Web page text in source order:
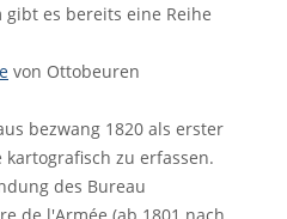
es bereits eine Reihe
von Ottobeuren
bezwang 1820 als erster
zu erfassen.
des Bureau